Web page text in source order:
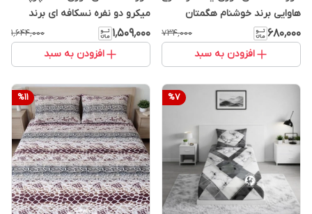
هاوایی برند خوشنام هگمتان
۶۸۰٬۰۰۰ ۷۳۴٬۰۰۰
افزودن به سبد
میکرو دو نفره نسکافه ای برند
خوشنام هگمتان کد 118
۱٬۵۰۹٬۰۰۰ ۱٬۶۴۴٬۰۰۰
افزودن به سبد
%7
%11